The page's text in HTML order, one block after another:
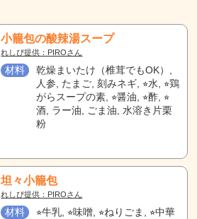
小籠包の酸辣湯スープ
れしぴ提供：PIROさん
材料
乾燥まいたけ（椎茸でもOK）,
人参, たまご, 刻みネギ, ⭐︎水, ⭐︎鶏
がらスープの素, ⭐︎醤油, ⭐︎酢, ⭐︎
酒, ラー油, ごま油, 水溶き片栗
粉
坦々小籠包
れしぴ提供：PIROさん
材料
⭐︎牛乳, ⭐︎味噌, ⭐︎ねりごま, ⭐︎中華